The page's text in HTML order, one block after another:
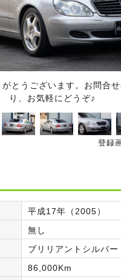
とうございます。お問合
り、お気軽にどうぞ♪
登録
平成17年（2005）
無し
ブリリアントシルバー
86,000Km